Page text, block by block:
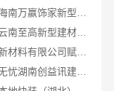
昆明全包装修设计全包价格，云南至高新型建材有限公司
复兴智慧改造，邯郸至臻全宅新材料有限公司赋能居住新体验
本地全案设计多少钱一平售后无忧湖南创益讯建筑有限公司